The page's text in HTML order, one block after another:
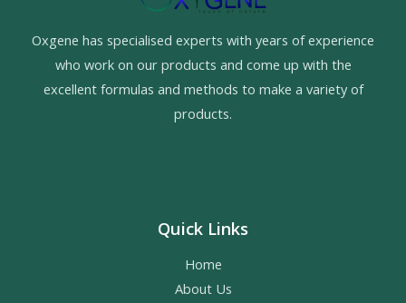
Oxgene has specialised experts with years of experience
who work on our products and come up with the
excellent formulas and methods to make a variety of
products.
Quick Links
Home
About Us